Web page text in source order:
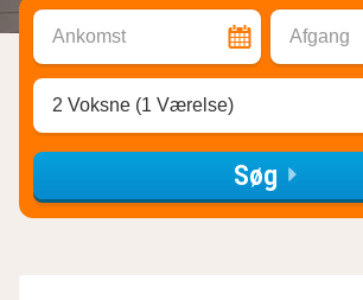
Ankomst Afgang
2 Voksne (1 Værelse)
Søg